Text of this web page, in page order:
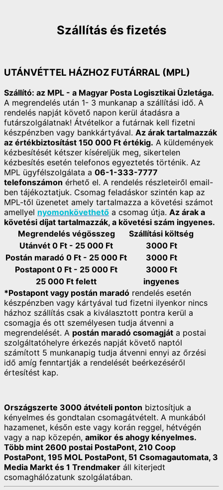
Szállítás és fizetés
UTÁNVÉTTEL HÁZHOZ FUTÁRRAL (MPL)
Szállító: az MPL - a Magyar Posta Logisztikai Üzletága.
A megrendelés után 1- 3 munkanap a szállítási idő. A
rendelés napját követő napon kerül átadásra a
futárszolgálatnak! Átvételkor a futárnak kell fizetni
készpénzben vagy bankkártyával. Az árak tartalmazzák
az értékbiztosítást 150 000 Ft értékig. A küldemények
kézbesítését kétszer kíséreljük meg, sikertelen
kézbesítés esetén telefonos egyeztetés történik. Az
MPL ügyfélszolgálata a 06-1-333-7777
telefonszámon érhető el. A rendelés részleteiről email-
ben tájékoztatjuk. Csomag feladáskor szintén kap az
MPL-től üzenetet amely tartalmazza a követési számot
amellyel nyomonkövethető a csomag útja. Az árak a
követési díjat tartalmazzák, a követési szám ingyenes.
Megrendelés végösszeg
Szállítási költség
Utánvét 0 Ft - 25 000 Ft
3000 Ft
Postán maradó 0 Ft - 25 000 Ft
3000 Ft
Postapont 0 Ft - 25 000 Ft
3000 Ft
25 000 Ft felett
ingyenes
*Postapont vagy postán maradó rendelés esetén
készpénzben vagy kártyával tud fizetni ilyenkor nincs
házhoz szállítás csak a kiválasztott pontra kerül a
csomagja és ott személyesen tudja átvenni a
megrendelését. A postán maradó csomagját a postai
szolgáltatóhelyre érkezés napját követő naptól
számított 5 munkanapig tudja átvenni ennyi az őrzési
idő amíg fenntartják a rendelését beérkezéséről
értesítést kap.
Országszerte 3000 átvételi ponton biztosítjuk a
kényelmes és gondtalan csomagátvételt. A munkából
hazamenet, későn este vagy korán reggel, hétvégén
vagy a nap közepén, amikor és ahogy kényelmes.
Több mint 2600 postai PostaPont, 210 Coop
PostaPont, 195 MOL PostaPont, 51 Csomagautomata, 3
Media Markt és 1 Trendmaker áll kiterjedt
csomaghálózatunk szolgálatában.